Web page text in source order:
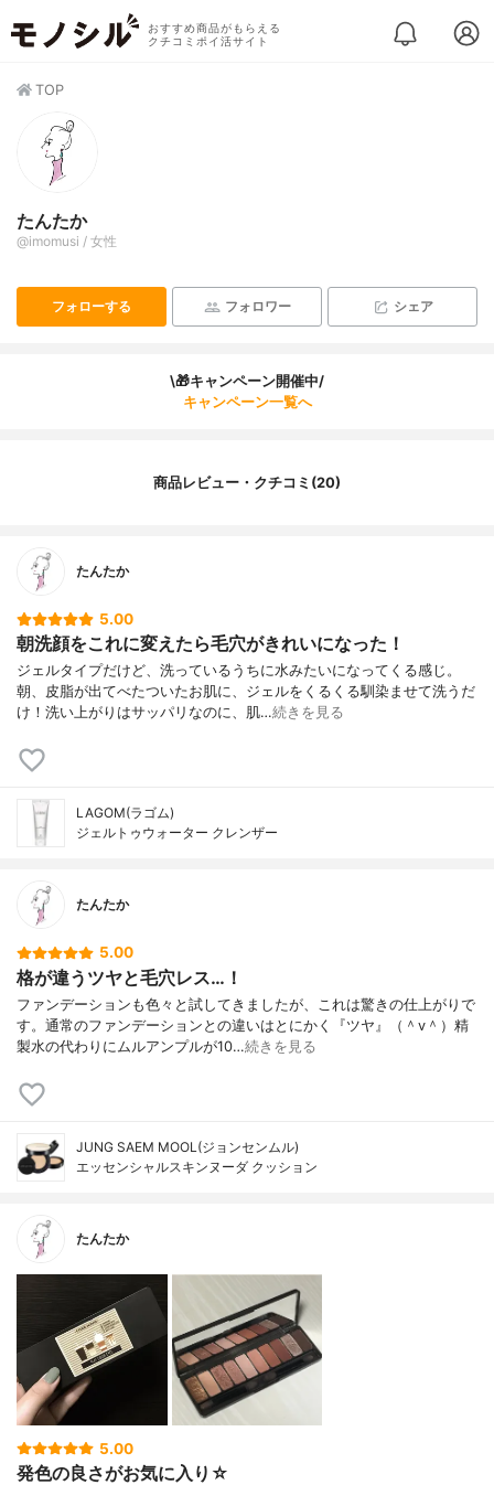
おすすめ商品がもらえる
クチコミポイ活サイト
TOP
たんたか
@imomusi / 女性
フォローする フォロワー シェア
\🎁キャンペーン開催中/
キャンペーン一覧へ
商品レビュー・クチコミ(20)
たんたか
5.00
朝洗顔をこれに変えたら毛穴がきれいになった！
ジェルタイプだけど、洗っているうちに水みたいになってくる感じ。
朝、皮脂が出てべたついたお肌に、ジェルをくるくる馴染ませて洗うだ
け！洗い上がりはサッパリなのに、肌…続きを見る
LAGOM(ラゴム)
ジェルトゥウォーター クレンザー
たんたか
5.00
格が違うツヤと毛穴レス…！
ファンデーションも色々と試してきましたが、これは驚きの仕上がりで
す。通常のファンデーションとの違いはとにかく『ツヤ』（＾v＾）精
製水の代わりにムルアンプルが10…続きを見る
JUNG SAEM MOOL(ジョンセンムル)
エッセンシャルスキンヌーダ クッション
たんたか
5.00
発色の良さがお気に入り☆